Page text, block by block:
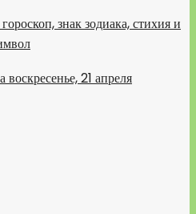
знак зодиака, стихия и
21 апреля